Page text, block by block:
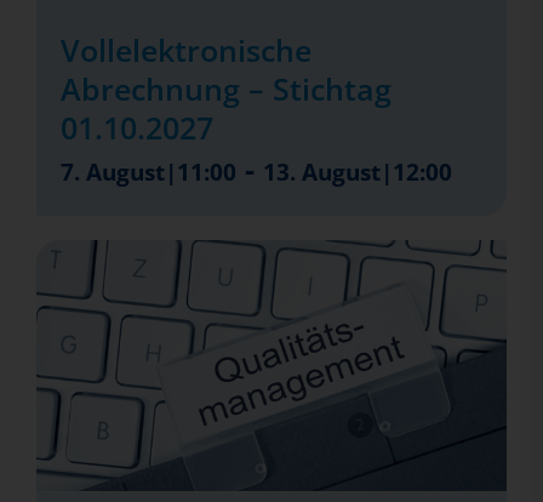
Vollelektronische
Abrechnung – Stichtag
01.10.2027
7. August|11:00 - 13. August|12:00